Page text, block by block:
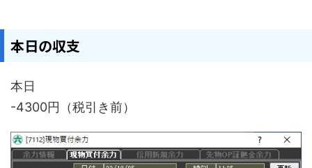
本日の収支
本日
-4300円（税引き前）